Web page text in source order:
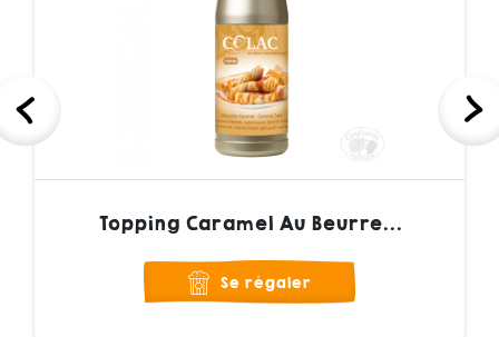
Topping Caramel Au Beurre...
Se régaler